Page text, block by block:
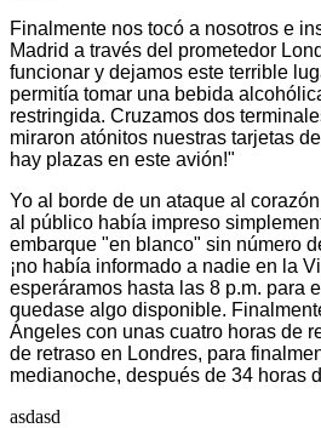
Finalmente nos tocó a nosotros e
Madrid a través del prometedor
funcionar y dejamos este terrible
permitía tomar una bebida
restringida. Cruzamos dos
miraron atónitos nuestras tarjetas
hay plazas en este avión!"
Yo al borde de un ataque al
al público había impreso
embarque "en blanco" sin número
¡no había informado a nadie en la
esperáramos hasta las 8 p.m. para
quedase algo disponible.
Ángeles con unas cuatro horas de
de retraso en Londres, para
medianoche, después de 34 horas
asdasd